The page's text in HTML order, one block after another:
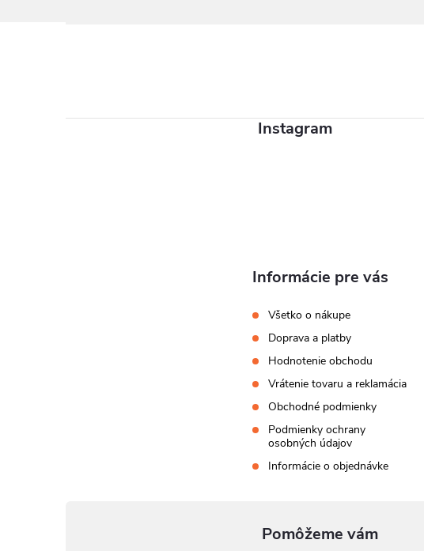
Instagram
Informácie pre vás
Všetko o nákupe
Doprava a platby
Hodnotenie obchodu
Vrátenie tovaru a reklamácia
Obchodné podmienky
Podmienky ochrany
osobných údajov
Informácie o objednávke